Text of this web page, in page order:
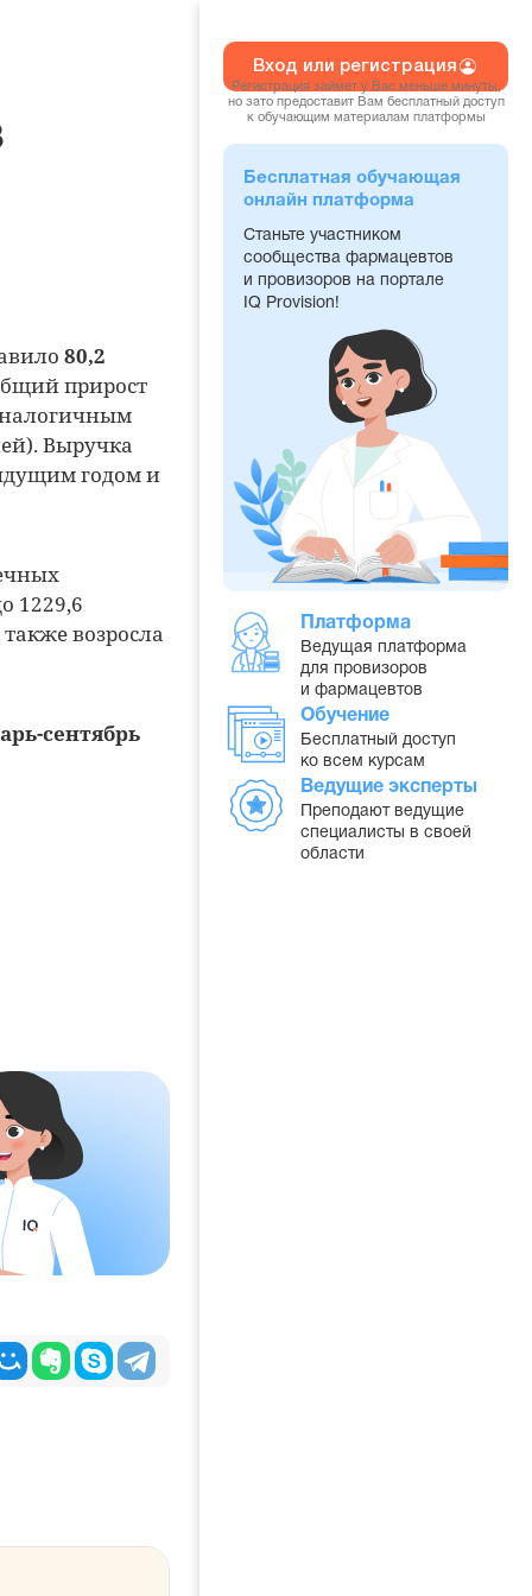
80,2
прирост
Выручка
годом и
1229,6
возросла
сентябрь
Вход или регистрация
Регистрация займет у Вас меньше минуты,
но зато предоставит Вам бесплатный доступ
к обучающим материалам платформы
Бесплатная обучающая
онлайн платформа
Станьте участником
сообщества фармацевтов
и провизоров на портале
IQ Provision!
Платформа
Ведущая платформа
для провизоров
и фармацевтов
Обучение
Бесплатный доступ
ко всем курсам
Ведущие эксперты
Преподают ведущие
специалисты в своей
области